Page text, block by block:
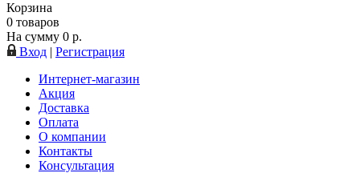
Корзина
0 товаров
На сумму 0 р.
Вход | Регистрация
Интернет-магазин
Акция
Доставка
Оплата
О компании
Контакты
Консультация